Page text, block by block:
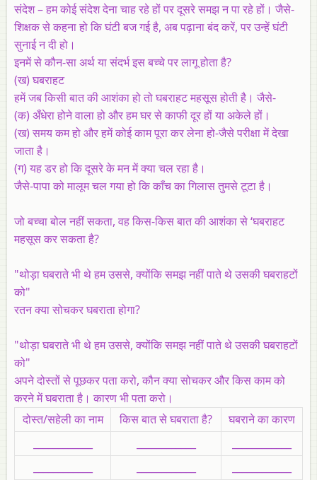
संदेश – हम कोई संदेश देना चाह रहे हों पर दूसरे समझ न पा रहे हों। जैसे-
शिक्षक से कहना हो कि घंटी बज गई है, अब पढ़ाना बंद करें, पर उन्हें घंटी
सुनाई न दी हो।
इनमें से कौन-सा अर्थ या संदर्भ इस बच्चे पर लागू होता है?
(ख)घबराहट
हमें जब किसी बात की आशंका हो तो घबराहट महसूस होती है। जैसे-
(क) अँधेरा होने वाला हो और हम घर से काफी दूर हों या अकेले हों।
(ख) समय कम हो और हमें कोई काम पूरा कर लेना हो-जैसे परीक्षा में देखा
जाता है।
(ग) यह डर हो कि दूसरे के मन में क्या चल रहा है।
जैसे-पापा को मालूम चल गया हो कि काँच का गिलास तुमसे टूटा है।
जो बच्चा बोल नहीं सकता, वह किस-किस बात की आशंका से ‘घबराहट
महसूस कर सकता है?
"थोड़ा घबराते भी थे हम उससे, क्योंकि समझ नहीं पाते थे उसकी घबराहटों
को"
रतन क्या सोचकर घबराता होगा?
"थोड़ा घबराते भी थे हम उससे, क्योंकि समझ नहीं पाते थे उसकी घबराहटों
को"
अपने दोस्तों से पूछकर पता करो, कौन क्या सोचकर और किस काम को
करने में घबराता है। कारण भी पता करो।
दोस्त/सहेली का नाम
किस बात से घबराता है?
घबराने का कारण